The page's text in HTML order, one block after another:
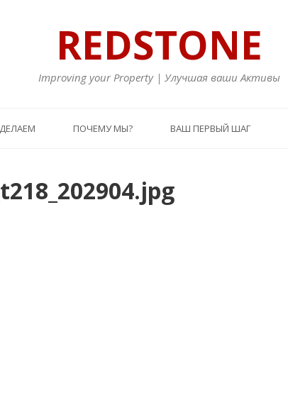
REDSTONE
Improving your Property | Улучшая ваши Активы
ПОЧЕМУ МЫ? ВАШ ПЕРВЫЙ ШАГ